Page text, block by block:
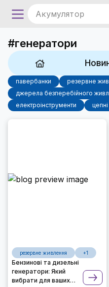
Акумулятор
#генератори
павербанки
резервне
джерела безперебійного
електроінструменти
резервне живлення +1
Бензинові та дизельні
генератори: Який
вибрати для ваших